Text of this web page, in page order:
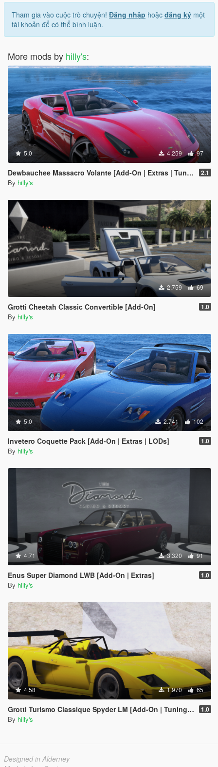
Tham gia vào cuộc trò chuyện! Đăng nhập hoặc đăng ký một
tài khoản để có thể bình luận.
More mods by hilly's:
5.0 4.259 97
Dewbauchee Massacro Volante [Add-On | Extras | Tuning | LODs] 2.1
By hilly's
2.759 69
Grotti Cheetah Classic Convertible [Add-On] 1.0
By hilly's
5.0 2.741 102
Invetero Coquette Pack [Add-On | Extras | LODs] 1.0
By hilly's
4.71 3.320 91
Enus Super Diamond LWB [Add-On | Extras] 1.0
By hilly's
4.58 1.970 65
Grotti Turismo Classique Spyder LM [Add-On | Tuning | Extras] 1.0
By hilly's
Designed in Alderney